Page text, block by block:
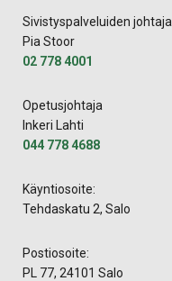
Sivistyspalveluiden johtaja
Pia Stoor
02 778 4001
Opetusjohtaja
Inkeri Lahti
044 778 4688
Käyntiosoite:
Tehdaskatu 2, Salo
Postiosoite:
PL 77, 24101 Salo